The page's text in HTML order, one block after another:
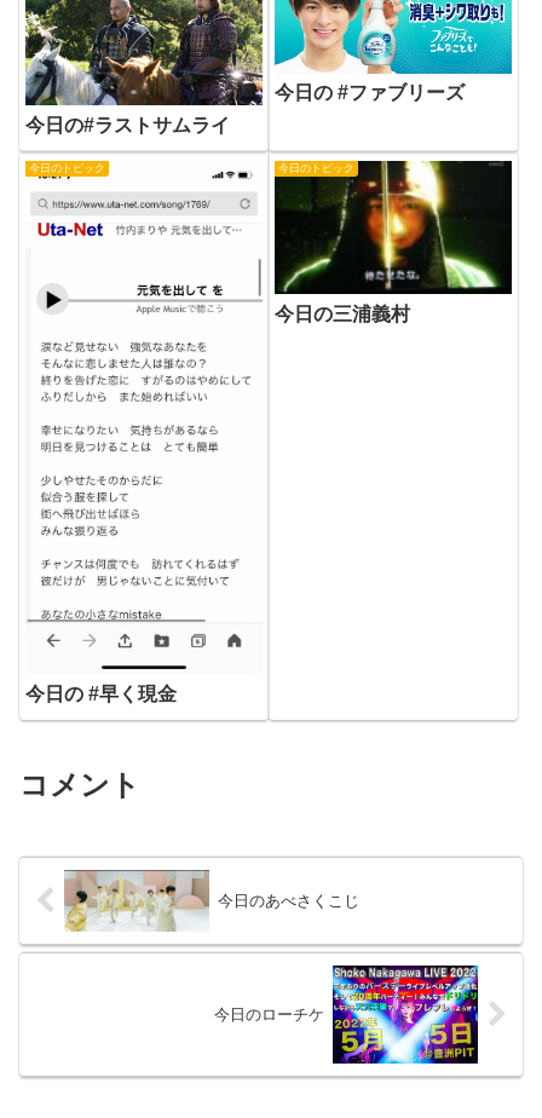
今日の#ラストサムライ
今日の #ファブリーズ
今日のトピック
今日の #早く現金
今日のトピック
今日の三浦義村
コメント
今日のあべさくこじ
今日のローチケ